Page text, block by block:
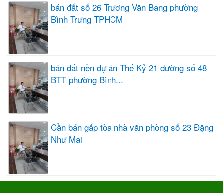
bán đất số 26 Trương Văn Bang phường
Bình Trưng TPHCM
bán đất nền dự án Thế Kỷ 21 đường số 48
BTT phường Bình...
Cần bán gấp tòa nhà văn phòng số 23 Đặng
Như Mai